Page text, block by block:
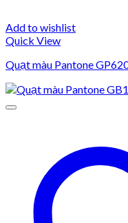
Add to wishlist
Quick View
Quạt màu Pantone